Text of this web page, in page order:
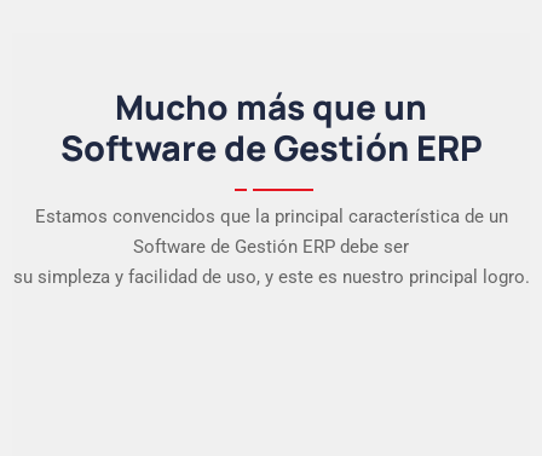
Mucho más que un
Software de Gestión ERP
Estamos convencidos que la principal característica de un
Software de Gestión ERP debe ser
su simpleza y facilidad de uso, y este es nuestro principal logro.